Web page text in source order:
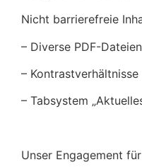
Nicht barrierefreie
– Diverse PDF-Dateien
– Kontrastverhältnisse
– Tabsystem
Unser Engagement